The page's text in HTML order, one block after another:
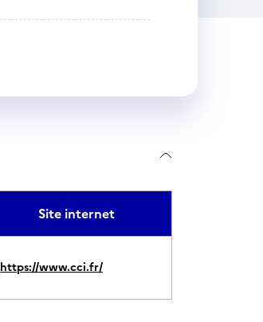
Site internet
https://www.cci.fr/